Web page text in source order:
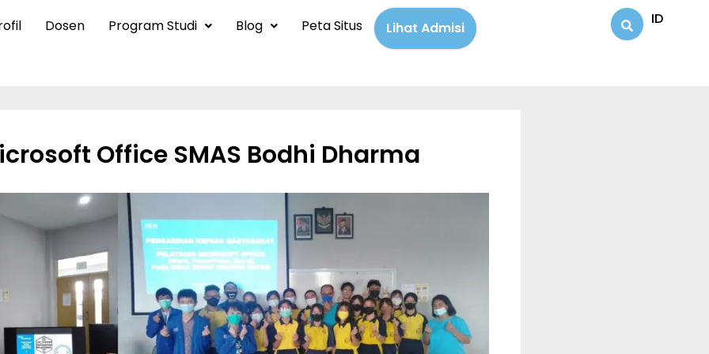
Dosen Program Studi Blog Peta Situs Lihat Admisi
ID
Office SMAS Bodhi Dharma